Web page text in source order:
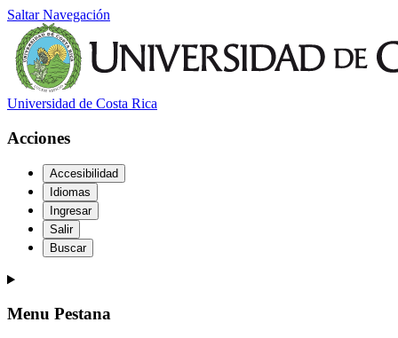
Saltar Navegación
Universidad de Costa Rica
Acciones
Accesibilidad
Idiomas
Ingresar
Salir
Buscar
Menu Pestana